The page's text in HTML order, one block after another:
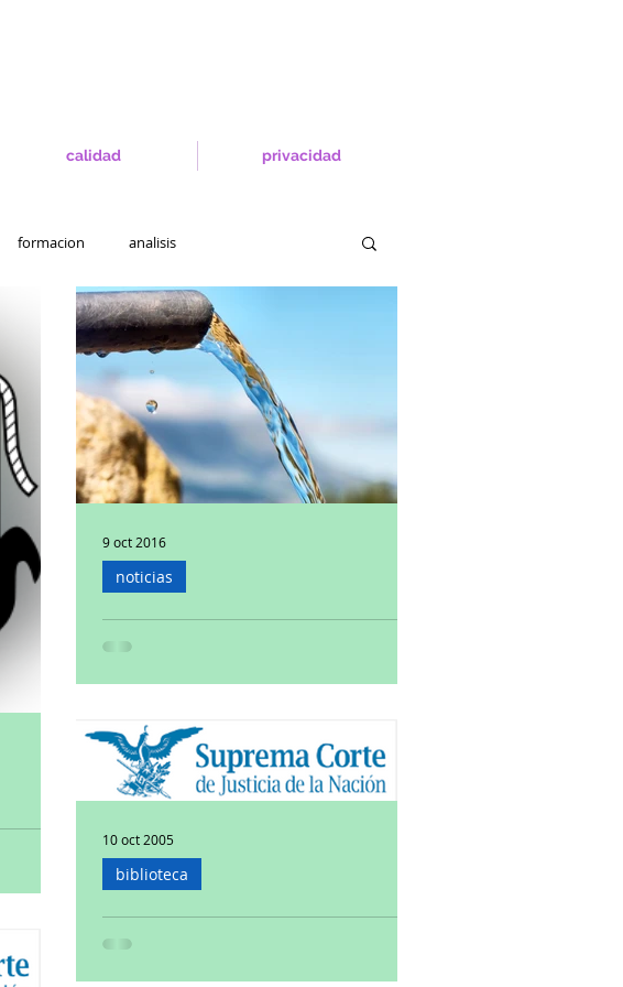
calidad privacidad
formacion analisis
(SCJN)
Interpondrá San Pedro Cholula
controversia constitucional
Una controversia constitucional ante la Suprema
reclamar la administración y el control del...
noticias
9 oct 2016
Inválidas algunas disposiciones
de Ley Municipal de
Aguascalientes: SCJN
biblioteca
10 oct 2005